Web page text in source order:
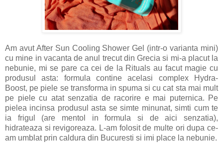
Am avut After Sun Cooling Shower Gel (intr-o varianta mini)
cu mine in vacanta de anul trecut din Grecia si mi-a placut la
nebunie, mi se pare ca cei de la Rituals au facut magie cu
produsul asta: formula contine acelasi complex Hydra-
Boost, pe piele se transforma in spuma si cu cat sta mai mult
pe piele cu atat senzatia de racorire e mai puternica. Pe
pielea incinsa produsul asta se simte minunat, simti cum te
ia frigul (are mentol in formula si de aici senzatia),
hidrateaza si revigoreaza. L-am folosit de multe ori dupa ce-
am umblat prin caldura din Bucuresti si imi place la nebunie.